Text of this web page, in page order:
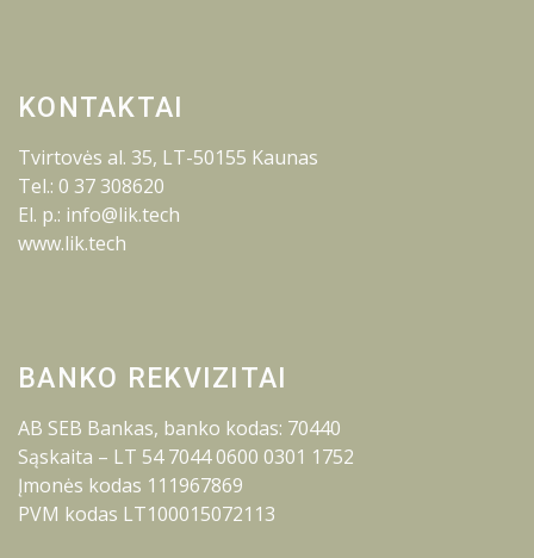
KONTAKTAI
Tvirtovės al. 35, LT-50155 Kaunas
Tel.: 0 37 308620
El. p.: info@lik.tech
www.lik.tech
BANKO REKVIZITAI
AB SEB Bankas, banko kodas: 70440
Sąskaita – LT 54 7044 0600 0301 1752
Įmonės kodas 111967869
PVM kodas LT100015072113